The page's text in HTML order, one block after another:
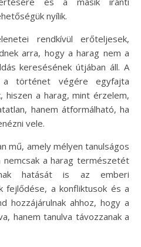
nyílik.
rendkívül erőteljesek,
arra, hogy a harag nem a
keresésének útjában áll. A
a történet végére egyfajta
hiszen a harag, mint érzelem,
hanem átformálható, ha
vele.
mű, amely mélyen tanulságos
a harag természetét
hatását is az emberi
fejlődése, a konfliktusok és a
hozzájárulnak ahhoz, hogy a
hanem tanulva távozzanak a